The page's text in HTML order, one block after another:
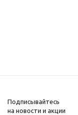
Подписывайтесь
на новости и акции